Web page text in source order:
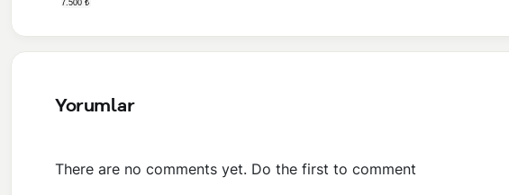
Yorumlar
There are no comments yet. Do the first to comment